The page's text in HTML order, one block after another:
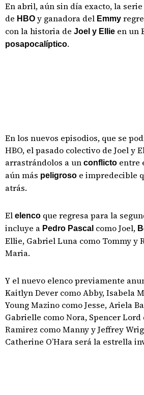
En abril, aún sin día exacto, la
de HBO y ganadora del Emmy
con la historia de Joel y Ellie en un
posapocalíptico.
En los nuevos episodios, que se
HBO, el pasado colectivo de Joel y
arrastrándolos a un conflicto entre
aún más peligroso e impredecible
atrás.
El elenco que regresa para la
incluye a Pedro Pascal como Joel,
Ellie, Gabriel Luna como Tommy y
Maria.
Y el nuevo elenco previamente
Kaitlyn Dever como Abby, Isabela
Young Mazino como Jesse, Ariela
Gabrielle como Nora, Spencer Lord
Ramirez como Manny y Jeffrey
Catherine O’Hara será la estrella